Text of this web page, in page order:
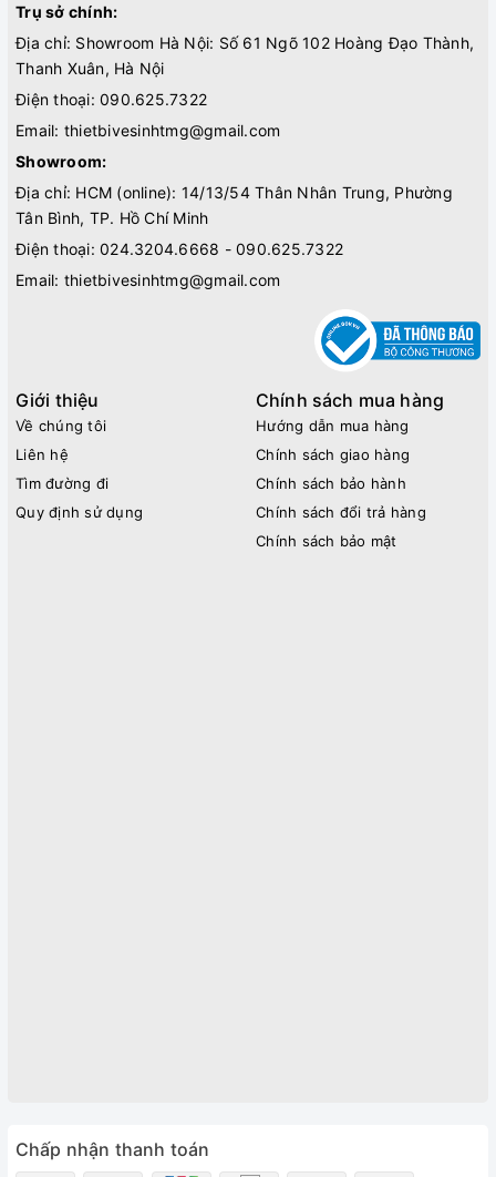
Trụ sở chính:
Địa chỉ: Showroom Hà Nội: Số 61 Ngõ 102 Hoàng Đạo Thành,
Thanh Xuân, Hà Nội
Điện thoại: 090.625.7322
Email: thietbivesinhtmg@gmail.com
Showroom:
Địa chỉ: HCM (online): 14/13/54 Thân Nhân Trung, Phường
Tân Bình, TP. Hồ Chí Minh
Điện thoại: 024.3204.6668 - 090.625.7322
Email: thietbivesinhtmg@gmail.com
Giới thiệu
Về chúng tôi
Liên hệ
Tìm đường đi
Quy định sử dụng
Chính sách mua hàng
Hướng dẫn mua hàng
Chính sách giao hàng
Chính sách bảo hành
Chính sách đổi trả hàng
Chính sách bảo mật
Chấp nhận thanh toán